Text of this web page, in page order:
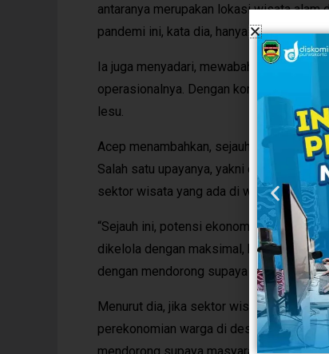
antaranya merupakan lokasi wisata alam
pandemi ini, kata dia, hanya 50
Ia juga menyadari, mewabahnya Covid-
operasionalnya. Dengan kondisi ini,
lesu.
Acep menambahkan, sejauh ini
Salah satu upayanya, yakni dengan
sektor wisata yang ada di wilayah mereka.
“Sejauh ini, potensi ekonomi dari
dikelola dengan maksimal, baik oleh
dengan mendorong supaya lebih
Menurut dia, jika sektor wisata ini bisa
perekonomian warga di desa itu sendiri.